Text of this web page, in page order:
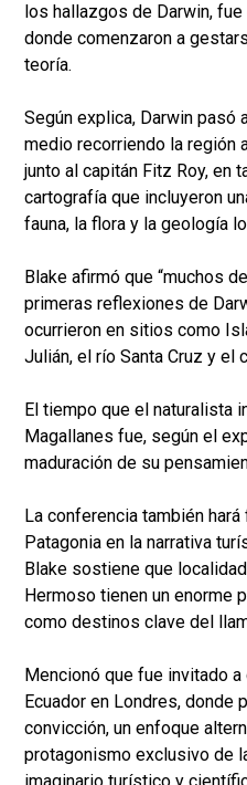
los hallazgos de Darwin,
donde comenzaron a
teoría.
Según explica, Darwin pasó
medio recorriendo la región
junto al capitán Fitz Roy, en
cartografía que incluyeron
fauna, la flora y la geología
Blake afirmó que “muchos
primeras reflexiones de
ocurrieron en sitios como
Julián, el río Santa Cruz y el
El tiempo que el naturalista
Magallanes fue, según el
maduración de su
La conferencia también
Patagonia en la narrativa
Blake sostiene que
Hermoso tienen un enorme
como destinos clave del
Mencionó que fue invitado
Ecuador en Londres, donde
convicción, un enfoque
protagonismo exclusivo de